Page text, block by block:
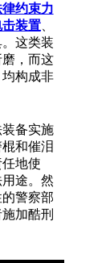
约束力
装置、
这类装
，而这
构成非
备实施
和催泪
地使
途。然
警察部
加酷刑